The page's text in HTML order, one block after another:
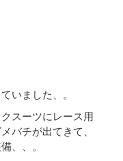
いました、。
スーツにレース用
バチが出てきて、
、、。